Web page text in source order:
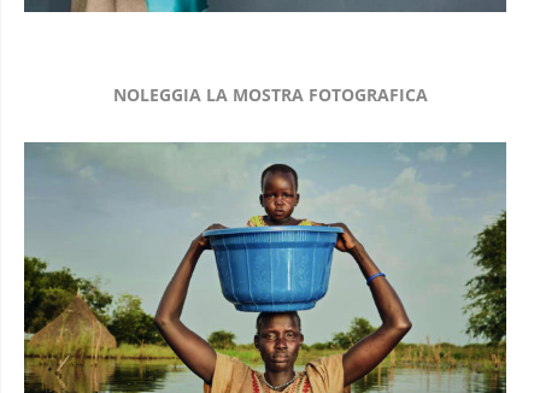
NOLEGGIA LA MOSTRA FOTOGRAFICA